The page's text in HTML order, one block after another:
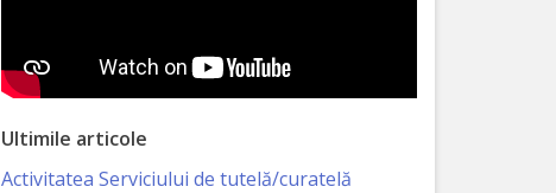
Ultimile articole
Activitatea Serviciului de tutelă/curatelă